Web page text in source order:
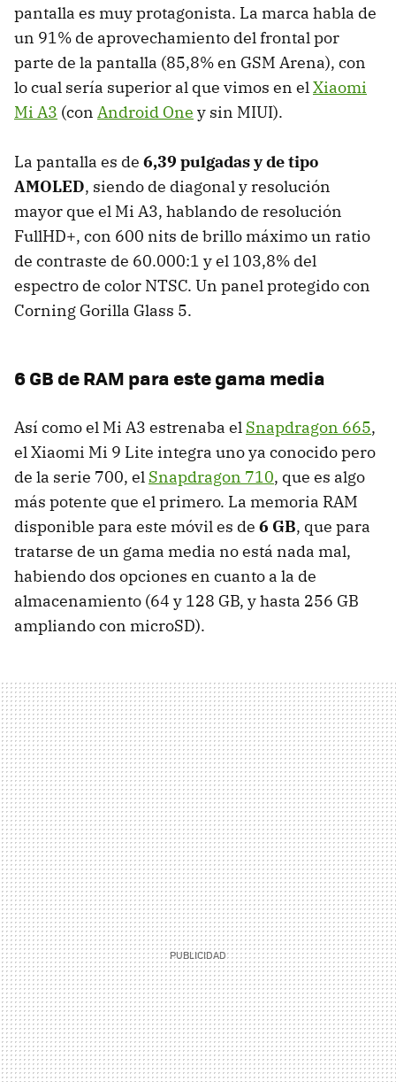
pantalla es muy protagonista. La marca habla de
un 91% de aprovechamiento del frontal por
parte de la pantalla (85,8% en GSM Arena), con
lo cual sería superior al que vimos en elXiaomi
Mi A3 (con Android One y sin MIUI).
La pantalla es de 6,39 pulgadas y de tipo
AMOLED, siendo de diagonal y resolución
mayor que el Mi A3, hablando de resolución
FullHD+, con 600 nits de brillo máximo un ratio
de contraste de 60.000:1 y el 103,8% del
espectro de color NTSC. Un panel protegido con
Corning Gorilla Glass 5.
6 GB de RAM para este gama media
Así como el Mi A3 estrenaba el Snapdragon 665,
el Xiaomi Mi 9 Lite integra uno ya conocido pero
de la serie 700, el Snapdragon 710, que es algo
más potente que el primero. La memoria RAM
disponible para este móvil es de 6 GB, que para
tratarse de un gama media no está nada mal,
habiendo dos opciones en cuanto a la de
almacenamiento (64 y 128 GB, y hasta 256 GB
ampliando con microSD).